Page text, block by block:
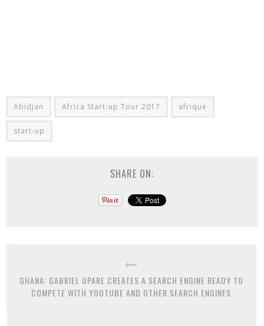
Abidjan Africa Start-up Tour 2017 afrique
start-up
SHARE ON:
GHANA: GABRIEL OPARE CREATES A SEARCH ENGINE READY TO
COMPETE WITH YOUTUBE AND OTHER SEARCH ENGINES